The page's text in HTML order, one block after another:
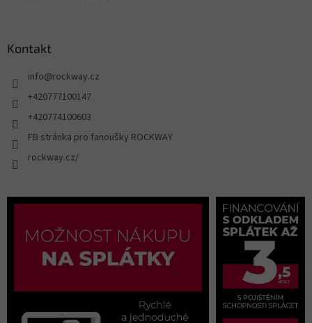
Kontakt
info@rockway.cz
+420777100147
+420774100603
FB stránka pro fanoušky ROCKWAY
rockway.cz/